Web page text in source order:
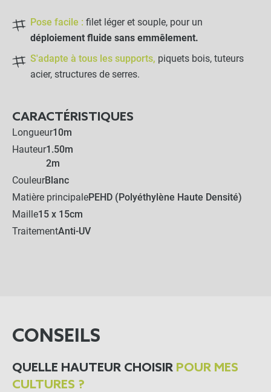
LES PRODUITS ALTERNATIFS
Pose facile : filet léger et souple, pour un
déploiement fluide sans emmêlement.
S'adapte à tous les supports, piquets bois, tuteurs
acier, structures de serres.
CARACTÉRISTIQUES
Longueur10m
Hauteur1.50m
2m
CouleurBlanc
Matière principalePEHD (Polyéthylène Haute Densité)
Maille15 x 15cm
TraitementAnti-UV
CONSEILS
QUELLE HAUTEUR CHOISIR POUR MES
CULTURES ?